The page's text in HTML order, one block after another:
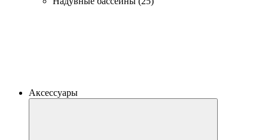
Аксессуары